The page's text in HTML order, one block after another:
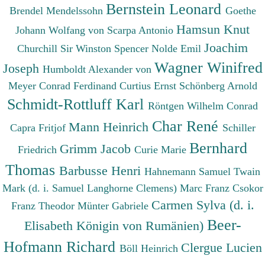
Brendel Mendelssohn Bernstein Leonard Goethe
Johann Wolfang von Scarpa Antonio Hamsun Knut
Churchill Sir Winston Spencer Nolde Emil Joachim
Joseph Humboldt Alexander von Wagner Winifred
Meyer Conrad Ferdinand Curtius Ernst Schönberg Arnold
Schmidt-Rottluff Karl Röntgen Wilhelm Conrad
Capra Fritjof Mann Heinrich Char René Schiller
Friedrich Grimm Jacob Curie Marie Bernhard
Thomas Barbusse Henri Hahnemann Samuel Twain
Mark (d. i. Samuel Langhorne Clemens) Marc Franz Csokor
Franz Theodor Münter Gabriele Carmen Sylva (d. i.
Elisabeth Königin von Rumänien) Beer-
Hofmann Richard Böll Heinrich Clergue Lucien